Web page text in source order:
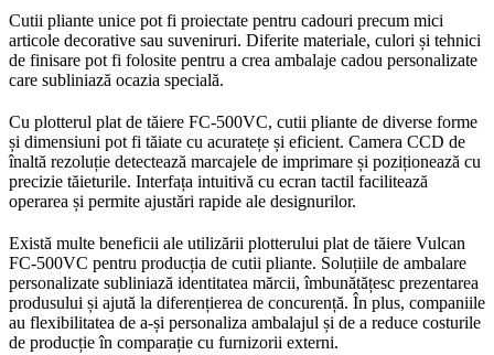
Cutii pliante unice pot fi proiectate pentru cadouri precum mici
articole decorative sau suveniruri. Diferite materiale, culori și tehnici
de finisare pot fi folosite pentru a crea ambalaje cadou personalizate
care subliniază ocazia specială.
Cu plotterul plat de tăiere FC-500VC, cutii pliante de diverse forme
și dimensiuni pot fi tăiate cu acuratețe și eficient. Camera CCD de
înaltă rezoluție detectează marcajele de imprimare și poziționează cu
precizie tăieturile. Interfața intuitivă cu ecran tactil facilitează
operarea și permite ajustări rapide ale designurilor.
Există multe beneficii ale utilizării plotterului plat de tăiere Vulcan
FC-500VC pentru producția de cutii pliante. Soluțiile de ambalare
personalizate subliniază identitatea mărcii, îmbunătățesc prezentarea
produsului și ajută la diferențierea de concurență. În plus, companiile
au flexibilitatea de a-și personaliza ambalajul și de a reduce costurile
de producție în comparație cu furnizorii externi.